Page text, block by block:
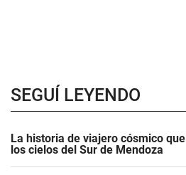
SEGUÍ LEYENDO
La historia de viajero cósmico
los cielos del Sur de Mendoza